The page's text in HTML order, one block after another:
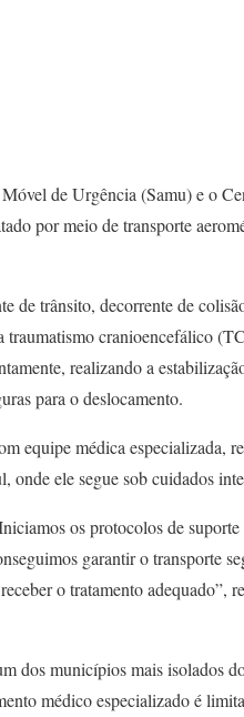
de Urgência (Samu) e o
por meio de transporte
de trânsito, decorrente de
cranioencefálico
realizando a
para o deslocamento.
equipe médica especializada,
ele segue sob cuidados
os protocolos de
garantir o transporte
o tratamento adequado”,
dos municípios mais isolados
médico especializado é